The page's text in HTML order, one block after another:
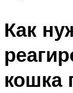
Как
кошка